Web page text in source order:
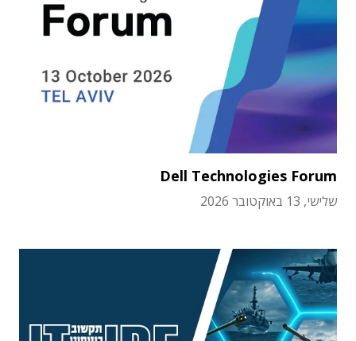
Dell Technologies Forum
שלישי, 13 באוקטובר 2026